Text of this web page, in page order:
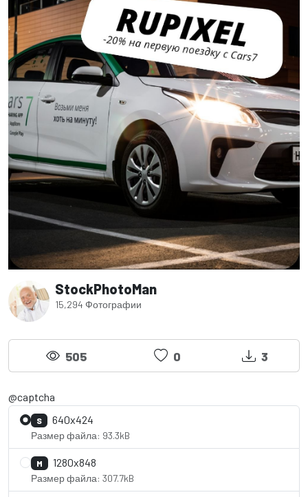
StockPhotoMan
15,294 Фотографии
505 0 3
@captcha
S 640x424
Размер файла: 93.3kB
M 1280x848
Размер файла: 307.7kB